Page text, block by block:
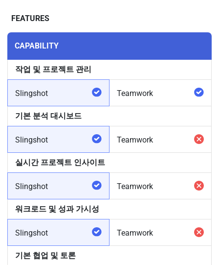
FEATURES
CAPABILITY
작업 및 프로젝트 관리
Slingshot Teamwork
기본 분석 대시보드
Slingshot Teamwork
실시간 프로젝트 인사이트
Slingshot Teamwork
워크로드 및 성과 가시성
Slingshot Teamwork
기본 협업 및 토론